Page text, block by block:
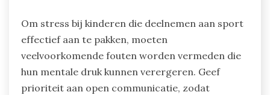
Om stress bij kinderen die deelnemen aan sport
effectief aan te pakken, moeten
veelvoorkomende fouten worden vermeden die
hun mentale druk kunnen verergeren. Geef
prioriteit aan open communicatie, zodat